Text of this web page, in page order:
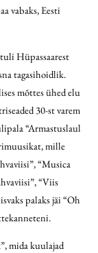
vabaks, Eesti
Hüpassaarest
tagasihoidlik.
mõttes ühed elu
30-st varem
“Armastuslaul
mille
“Musica
“Viis
palaks jäi “Oh
mida kuulajad